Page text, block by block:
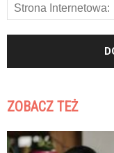
ZOBACZ TEŻ